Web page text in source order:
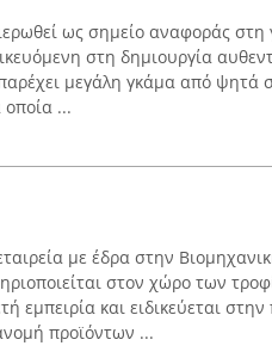
ως σημείο αναφοράς στη
στη δημιουργία
μεγάλη γκάμα από ψητά
οποία ...
με έδρα στην
στον χώρο των
εμπειρία και ειδικεύεται
προϊόντων ...